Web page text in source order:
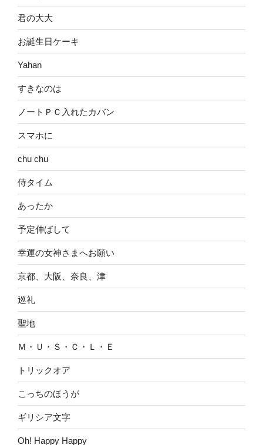
君の大大
お誕生日ケーキ
Yahan
すきなのは
ノートＰＣ入れたカバン
スマホに
chu chu
侍タイム
あったか
予定伸ばして
幸運の女神さまへお願い
京都、大阪、奈良、津
巡礼
聖地
Ｍ・Ｕ・Ｓ・Ｃ・Ｌ・Ｅ
トリックオア
こっちのほうが
ギリシア文字
Oh! Happy Happy